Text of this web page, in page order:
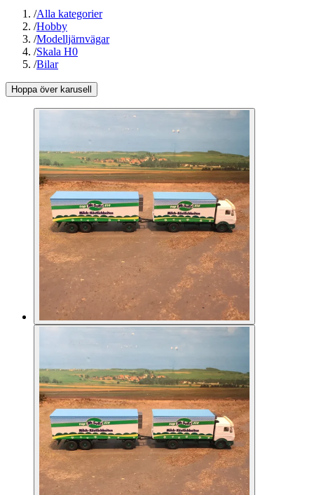
/Alla kategorier
/Hobby
/Modelljärnvägar
/Skala H0
/Bilar
Hoppa över karusell